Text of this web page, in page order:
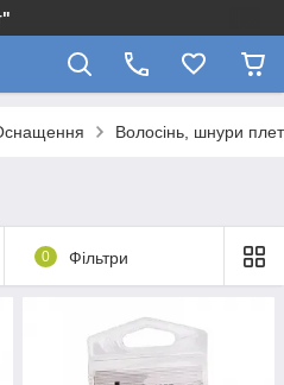
Волосінь, шнури
0 Фільтри